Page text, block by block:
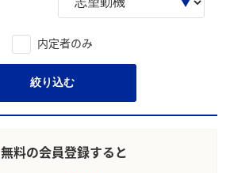
内定者のみ
絞り込む
無料の会員登録すると